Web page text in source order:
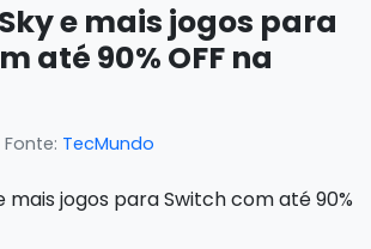
e mais jogos para
até 90% OFF na
Fonte: TecMundo